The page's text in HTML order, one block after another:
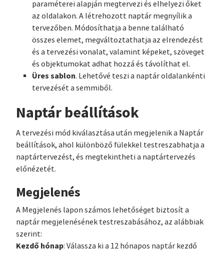
paraméterei alapján megtervezi és elhelyezi őket
az oldalakon. A létrehozott naptár megnyílik a
tervezőben. Módosíthatja a benne található
összes elemet, megváltoztathatja az elrendezést
és a tervezési vonalat, valamint képeket, szöveget
és objektumokat adhat hozzá és távolíthat el.
Üres sablon. Lehetővé teszi a naptár oldalankénti
tervezését a semmiből.
Naptár beállítások
A tervezési mód kiválasztása után megjelenik a Naptár
beállítások, ahol különböző fülekkel testreszabhatja a
naptártervezést, és megtekintheti a naptártervezés
előnézetét.
Megjelenés
A Megjelenés lapon számos lehetőséget biztosít a
naptár megjelenésének testreszabásához, az alábbiak
szerint:
Kezdő hónap: Válassza ki a 12 hónapos naptár kezdő